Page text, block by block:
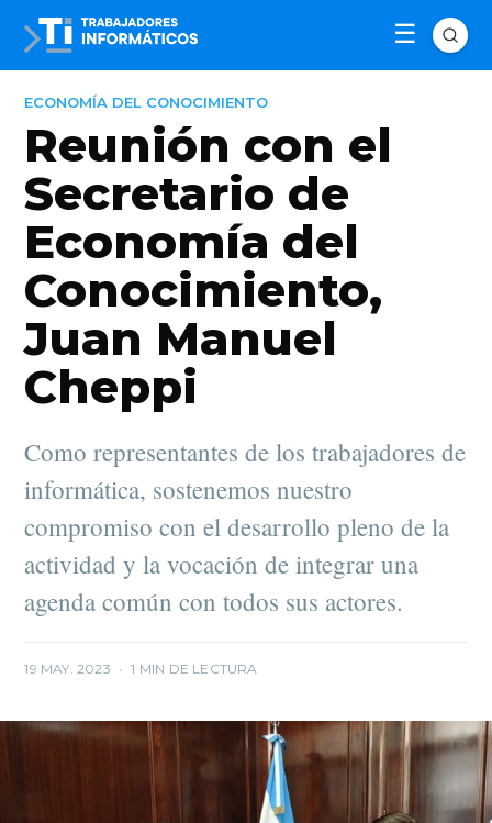
ECONOMÍA DEL CONOCIMIENTO
Reunión con el
Secretario de
Economía del
Conocimiento,
Juan Manuel
Cheppi
Como representantes de los trabajadores de
informática, sostenemos nuestro
compromiso con el desarrollo pleno de la
actividad y la vocación de integrar una
agenda común con todos sus actores.
19 MAY. 2023 • 1 MIN DE LECTURA